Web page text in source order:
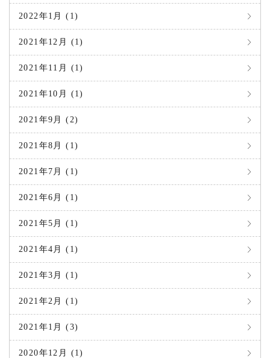
2022年1月 (1)
2021年12月 (1)
2021年11月 (1)
2021年10月 (1)
2021年9月 (2)
2021年8月 (1)
2021年7月 (1)
2021年6月 (1)
2021年5月 (1)
2021年4月 (1)
2021年3月 (1)
2021年2月 (1)
2021年1月 (3)
2020年12月 (1)